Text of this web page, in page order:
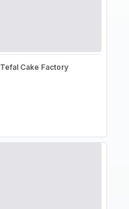
Tefal Cake Factory